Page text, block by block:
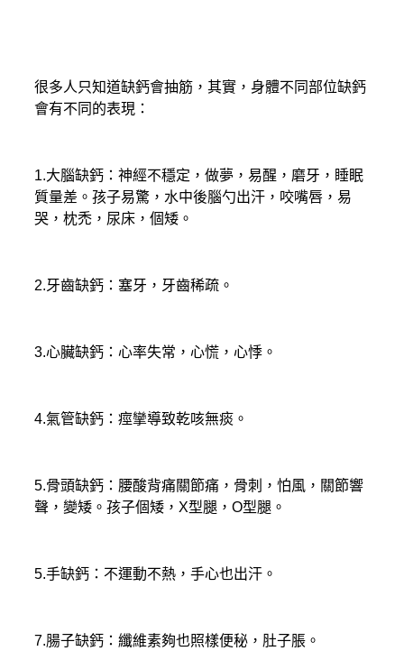
很多人只知道缺鈣會抽筋，其實，身體不同部位缺鈣
會有不同的表現：
1.大腦缺鈣：神經不穩定，做夢，易醒，磨牙，睡眠
質量差。孩子易驚，水中後腦勺出汗，咬嘴唇，易
哭，枕禿，尿床，個矮。
2.牙齒缺鈣：塞牙，牙齒稀疏。
3.心臟缺鈣：心率失常，心慌，心悸。
4.氣管缺鈣：痙攣導致乾咳無痰。
5.骨頭缺鈣：腰酸背痛關節痛，骨刺，怕風，關節響
聲，變矮。孩子個矮，X型腿，O型腿。
5.手缺鈣：不運動不熱，手心也出汗。
7.腸子缺鈣：纖維素夠也照樣便秘，肚子脹。